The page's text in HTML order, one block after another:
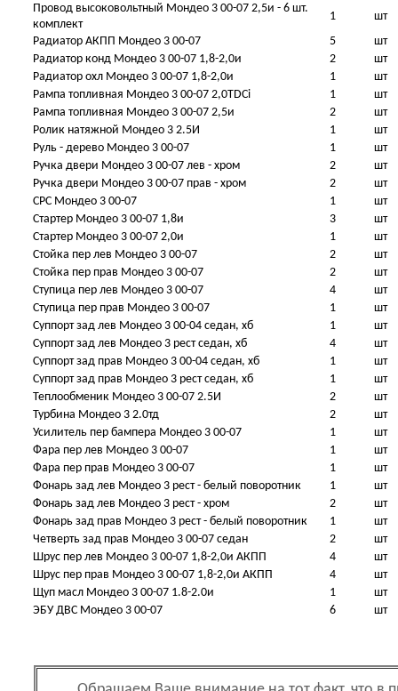
Провод высоковольтный Мондео 3 00-07 2,5и - 6 шт.
комплект
1
шт
Радиатор АКПП Мондео 3 00-07
5
шт
Радиатор конд Мондео 3 00-07 1,8-2,0и
2
шт
Радиатор охл Мондео 3 00-07 1,8-2,0и
1
шт
Рампа топливная Мондео 3 00-07 2,0TDCi
1
шт
Рампа топливная Мондео 3 00-07 2,5и
2
шт
Ролик натяжной Мондео 3 2.5И
1
шт
Руль - дерево Мондео 3 00-07
1
шт
Ручка двери Мондео 3 00-07 лев - хром
2
шт
Ручка двери Мондео 3 00-07 прав - хром
2
шт
СРС Мондео 3 00-07
1
шт
Стартер Мондео 3 00-07 1,8и
3
шт
Стартер Мондео 3 00-07 2,0и
1
шт
Стойка пер лев Мондео 3 00-07
2
шт
Стойка пер прав Мондео 3 00-07
2
шт
Ступица пер лев Мондео 3 00-07
4
шт
Ступица пер прав Мондео 3 00-07
1
шт
Суппорт зад лев Мондео 3 00-04 седан, хб
1
шт
Суппорт зад лев Мондео 3 рест седан, хб
4
шт
Суппорт зад прав Мондео 3 00-04 седан, хб
1
шт
Суппорт зад прав Мондео 3 рест седан, хб
1
шт
Теплообменик Мондео 3 00-07 2.5И
2
шт
Турбина Мондео 3 2.0тд
2
шт
Усилитель пер бампера Мондео 3 00-07
1
шт
Фара пер лев Мондео 3 00-07
1
шт
Фара пер прав Мондео 3 00-07
1
шт
Фонарь зад лев Мондео 3 рест - белый поворотник
1
шт
Фонарь зад лев Мондео 3 рест - хром
2
шт
Фонарь зад прав Мондео 3 рест - белый поворотник
1
шт
Четверть зад прав Мондео 3 00-07 седан
2
шт
Шрус пер лев Мондео 3 00-07 1,8-2,0и АКПП
4
шт
Шрус пер прав Мондео 3 00-07 1,8-2,0и АКПП
4
шт
Щуп масл Мондео 3 00-07 1.8-2.0и
1
шт
ЭБУ ДВС Мондео 3 00-07
6 шт